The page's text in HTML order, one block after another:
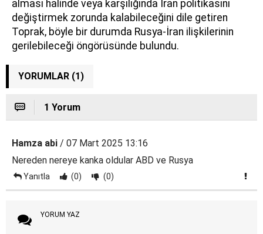
alması halinde veya karşılığında İran politikasını
değiştirmek zorunda kalabileceğini dile getiren
Toprak, böyle bir durumda Rusya-İran ilişkilerinin
gerilebileceği öngörüsünde bulundu.
YORUMLAR (1)
1 Yorum
Hamza abi / 07 Mart 2025 13:16
Nereden nereye kanka oldular ABD ve Rusya
Yanıtla (0) (0)
YORUM YAZ